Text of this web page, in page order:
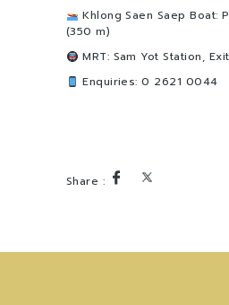
Khlong Saen Saep Boat:
(350 m)
MRT: Sam Yot Station,
Enquiries: 0 2621 0044